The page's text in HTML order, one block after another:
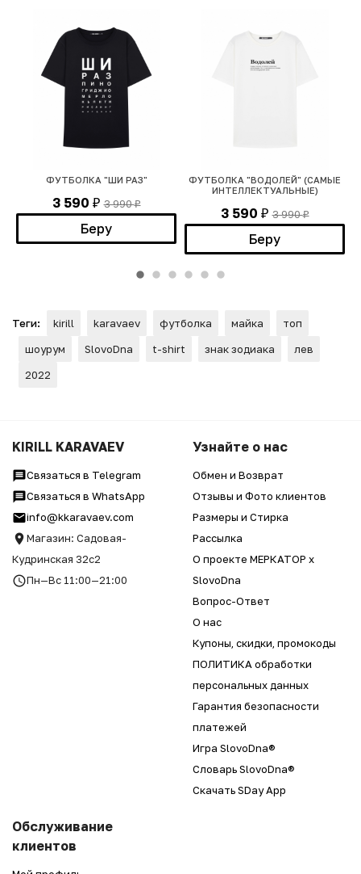
ФУТБОЛКА "ШИ РАЗ"
3 590 ₽ 3 990₽
Беру
ФУТБОЛКА "ВОДОЛЕЙ" (САМЫЕ
ИНТЕЛЛЕКТУАЛЬНЫЕ)
3 590 ₽ 3 990₽
Беру
Теги: kirill karavaev футболка майка
топ
шоурум
SlovoDna t-shirt знак зодиака
лев
2022
KIRILL KARAVAEV
Связаться в Telegram
Связаться в WhatsApp
info@kkaravaev.com
Магазин: Садовая-
Кудринская 32с2
Пн—Вс 11:00—21:00
Узнайте о нас
Обмен и Возврат
Отзывы и Фото клиентов
Размеры и Стирка
Рассылка
О проекте МЕРКАТОР x
SlovoDna
Вопрос-Ответ
О нас
Купоны, скидки, промокоды
ПОЛИТИКА обработки
персональных данных
Гарантия безопасности
платежей
Игра SlovoDna®
Словарь SlovoDna®
Скачать SDay App
Обслуживание
клиентов